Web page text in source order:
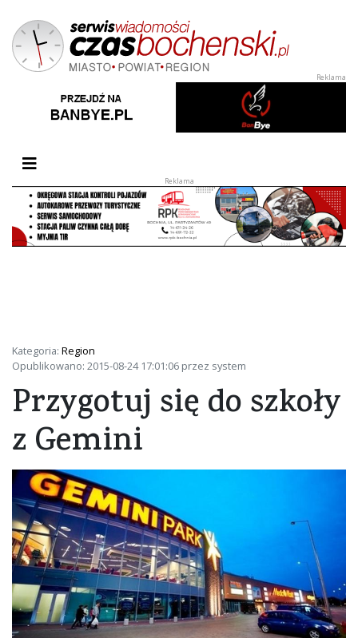
Przełącz nawigację
Kategoria: Region
Opublikowano: 2015-08-24 17:01:06 przez system
Przygotuj się do szkoły
z Gemini